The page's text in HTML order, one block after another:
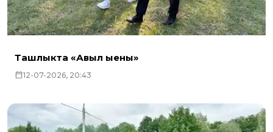
Ташлыкта «Авыл җыены»
12-07-2026, 20:43